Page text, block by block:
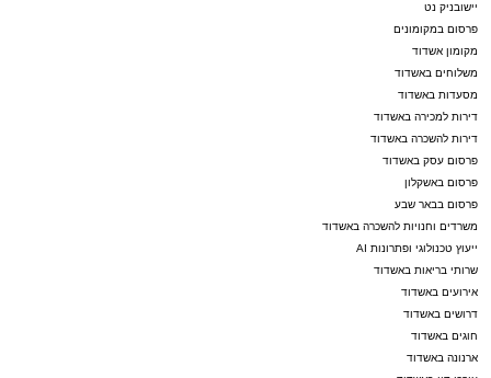
יישובניק נט
פרסום במקומונים
מקומון אשדוד
משלוחים באשדוד
מסעדות באשדוד
דירות למכירה באשדוד
דירות להשכרה באשדוד
פרסום עסק באשדוד
פרסום באשקלון
פרסום בבאר שבע
משרדים וחנויות להשכרה באשדוד
ייעוץ טכנולוגי ופתרונות AI
שרותי בריאות באשדוד
אירועים באשדוד
דרושים באשדוד
חוגים באשדוד
ארנונה באשדוד